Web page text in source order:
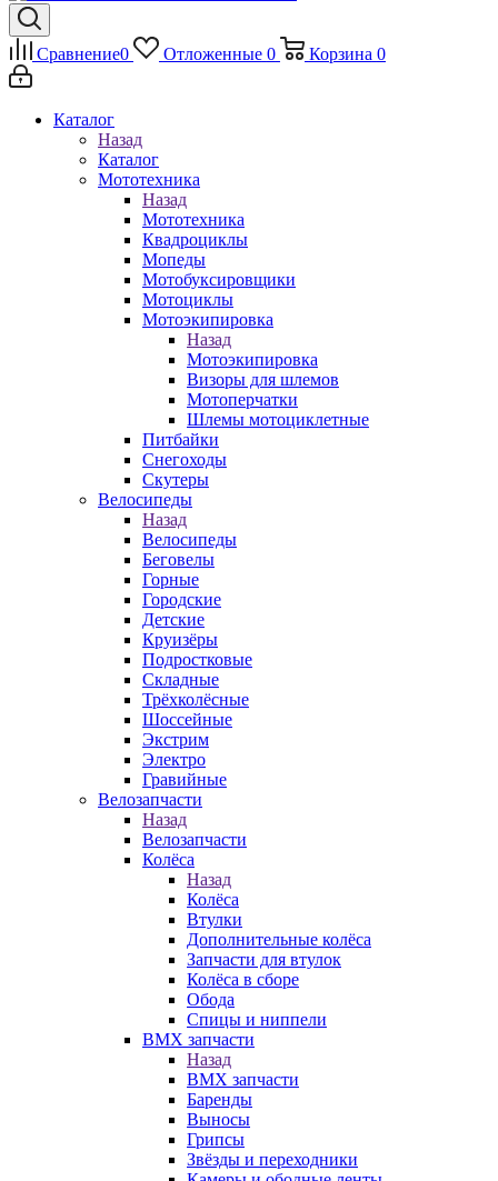
Сравнение0 Отложенные 0 Корзина 0
Каталог
Назад
Каталог
Мототехника
Назад
Мототехника
Квадроциклы
Мопеды
Мотобуксировщики
Мотоциклы
Мотоэкипировка
Назад
Мотоэкипировка
Визоры для шлемов
Мотоперчатки
Шлемы мотоциклетные
Питбайки
Снегоходы
Скутеры
Велосипеды
Назад
Велосипеды
Беговелы
Горные
Городские
Детские
Круизёры
Подростковые
Складные
Трёхколёсные
Шоссейные
Экстрим
Электро
Гравийные
Велозапчасти
Назад
Велозапчасти
Колёса
Назад
Колёса
Втулки
Дополнительные колёса
Запчасти для втулок
Колёса в сборе
Обода
Спицы и ниппели
BMX запчасти
Назад
BMX запчасти
Баренды
Выносы
Грипсы
Звёзды и переходники